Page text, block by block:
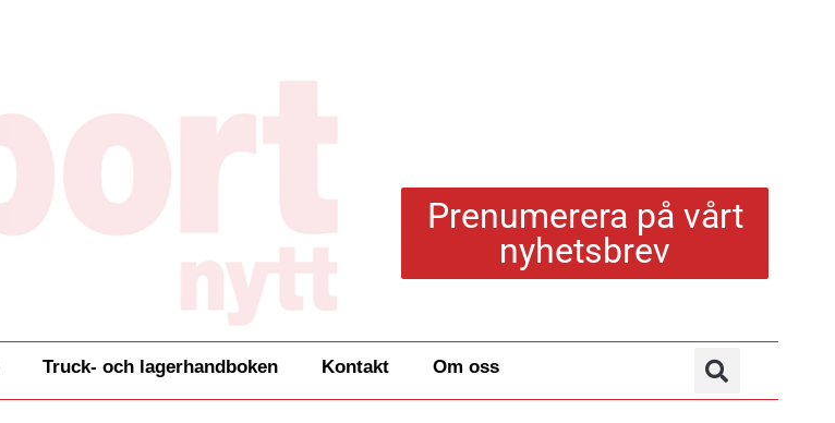
Prenumerera på vårt
nyhetsbrev
Truck- och lagerhandboken Kontakt Om oss